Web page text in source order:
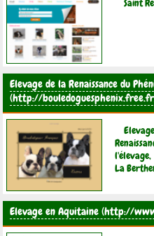
Saint
Elevage de la Renaissance du
La
Elevage en Aquitaine